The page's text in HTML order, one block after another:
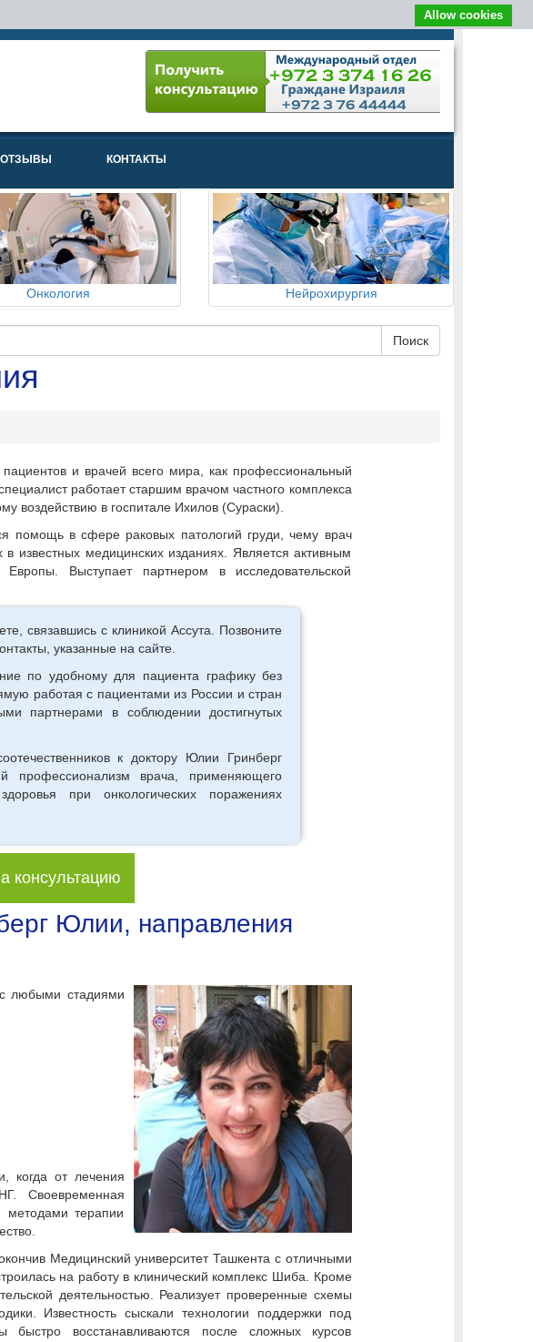
ОТЗЫВЫ КОНТАКТЫ
Онкология Нейрохирургия
и врачей всего мира, как профессиональный
работает старшим врачом частного комплекса
воздействию в госпитале Ихилов (Сураски).
помощь в сфере раковых патологий груди, чему врач
известных медицинских изданиях. Является активным
Выступает партнером в исследовательской
связавшись с клиникой Ассута. Позвоните
указанные на сайте.
по удобному для пациента графику без
работая с пациентами из России и стран
партнерами в соблюдении достигнутых
к доктору Юлии Гринберг
профессионализм врача, применяющего
при онкологических поражениях
консультацию
Юлии, направления
с любыми стадиями
когда от лечения
Своевременная
методами терапии
Медицинский университет Ташкента с отличными
на работу в клинический комплекс Шиба. Кроме
деятельностью. Реализует проверенные схемы
Известность сыскали технологии поддержки под
быстро восстанавливаются после сложных курсов
Allow cookies